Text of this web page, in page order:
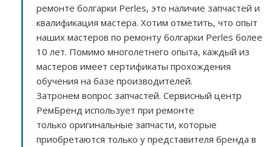
ремонте болгарки Perles, это наличие запчастей и
квалификация мастера. Хотим отметить, что опыт
наших мастеров по ремонту болгарки Perles более
10 лет. Помимо многолетнего опыта, каждый из
мастеров имеет сертификаты прохождения
обучения на базе производителей.
Затронем вопрос запчастей. Сервисный центр
РемБренд использует при ремонте
только оригинальные запчасти, которые
приобретаются только у представителя бренда в